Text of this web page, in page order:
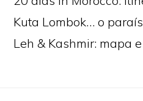
Kuta Lombok… o
Leh & Kashmir: mapa